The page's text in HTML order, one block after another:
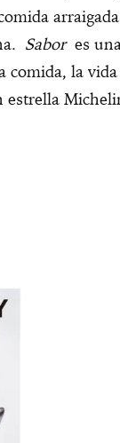
Sabores
comida, la
estrella